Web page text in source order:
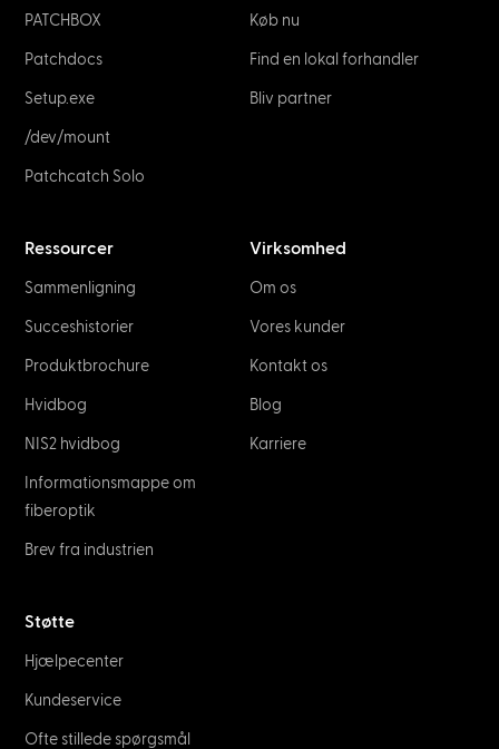
PATCHBOX
Patchdocs
Setup.exe
/dev/mount
Patchcatch Solo
Køb nu
Find en lokal forhandler
Bliv partner
Ressourcer
Sammenligning
Succeshistorier
Produktbrochure
Hvidbog
NIS2 hvidbog
Informationsmappe om
fiberoptik
Brev fra industrien
Virksomhed
Om os
Vores kunder
Kontakt os
Blog
Karriere
Støtte
Hjælpecenter
Kundeservice
Ofte stillede spørgsmål